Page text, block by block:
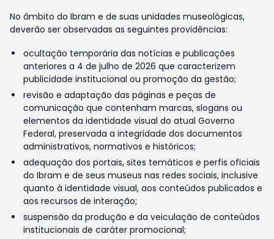
No âmbito do Ibram e de suas unidades museológicas,
deverão ser observadas as seguintes providências:
ocultação temporária das notícias e publicações
anteriores a 4 de julho de 2026 que caracterizem
publicidade institucional ou promoção da gestão;
revisão e adaptação das páginas e peças de
comunicação que contenham marcas, slogans ou
elementos da identidade visual do atual Governo
Federal, preservada a integridade dos documentos
administrativos, normativos e históricos;
adequação dos portais, sites temáticos e perfis oficiais
do Ibram e de seus museus nas redes sociais, inclusive
quanto à identidade visual, aos conteúdos publicados e
aos recursos de interação;
suspensão da produção e da veiculação de conteúdos
institucionais de caráter promocional;